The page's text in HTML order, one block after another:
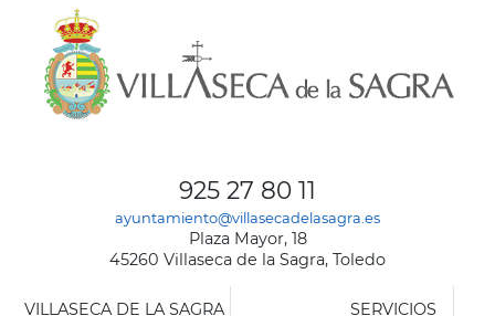
925 27 80 11
ayuntamiento@villasecadelasagra.es
Plaza Mayor, 18
45260 Villaseca de la Sagra, Toledo
VILLASECA DE LA SAGRA SERVICIOS